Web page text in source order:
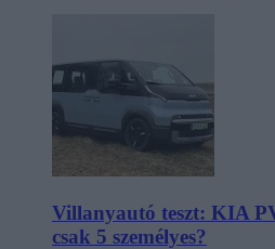
Villanyautó teszt: KIA
csak 5 személyes?